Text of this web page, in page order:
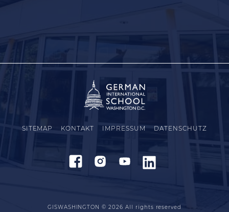
SITEMAP KONTAKT IMPRESSUM DATENSCHUTZ
GISWASHINGTON © 2026 All rights reserved